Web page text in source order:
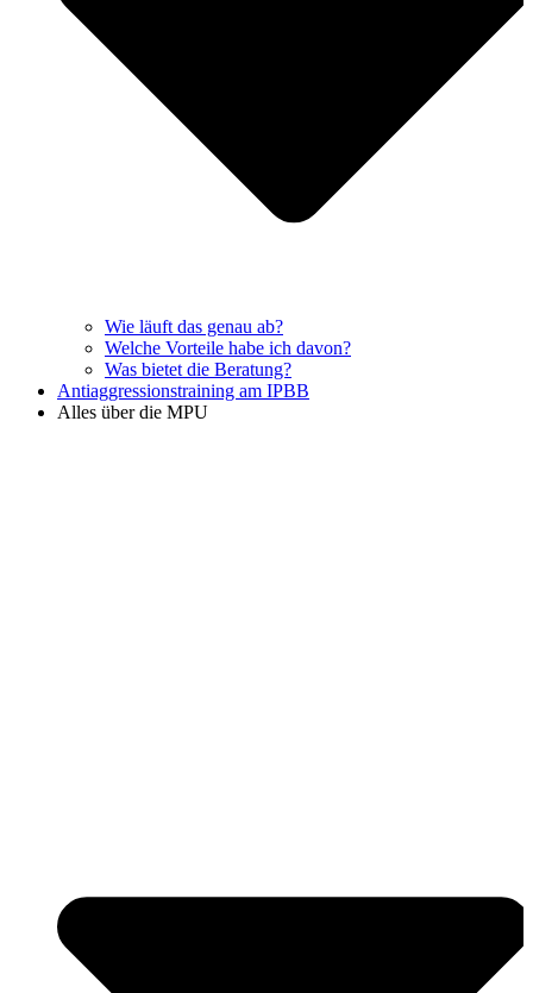
Wie läuft das genau ab?
Welche Vorteile habe ich davon?
Was bietet die Beratung?
Antiaggressionstraining am IPBB
Alles über die MPU